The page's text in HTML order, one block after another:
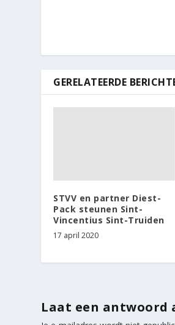
GERELATEERDE
STVV en partner Diest-
Pack steunen Sint-
Vincentius Sint-Truiden
17 april 2020
Laat een antwoord